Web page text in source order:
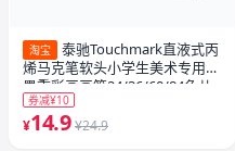
淘宝
泰驰Touchmark直液式丙
烯马克笔软头小学生美术专用浓
墨重彩画画笔24/36/60/84色儿
童可水洗幼儿园水彩笔礼物
券减¥10
¥14.9 ¥24.9